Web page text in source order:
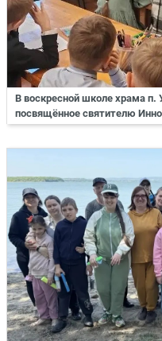
В воскресной школе храма п.
посвящённое святителю